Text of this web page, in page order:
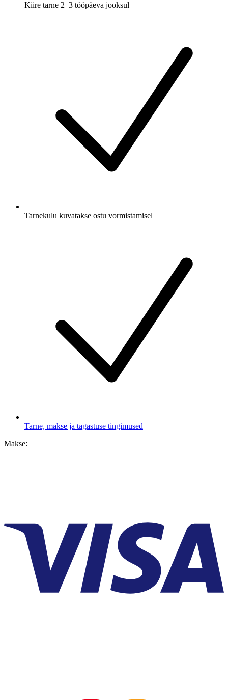
Kiire tarne 2–3 tööpäeva jooksul
Tarnekulu kuvatakse ostu vormistamisel
Tarne, makse ja tagastuse tingimused
Makse: